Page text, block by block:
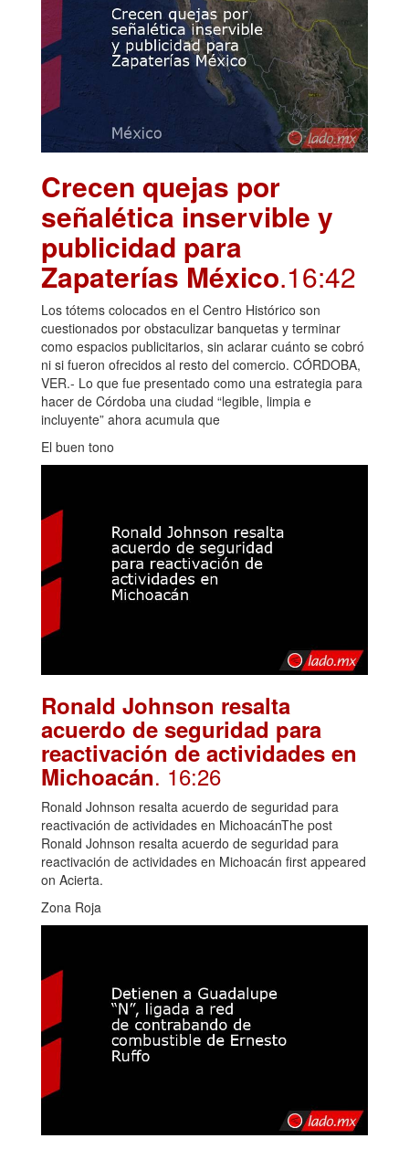
Crecen quejas por
señalética inservible y
publicidad para
Zapaterías México.16:42
Los tótems colocados en el Centro Histórico son
cuestionados por obstaculizar banquetas y terminar
como espacios publicitarios, sin aclarar cuánto se cobró
ni si fueron ofrecidos al resto del comercio. CÓRDOBA,
VER.- Lo que fue presentado como una estrategia para
hacer de Córdoba una ciudad “legible, limpia e
incluyente” ahora acumula que
El buen tono
Ronald Johnson resalta
acuerdo de seguridad para
reactivación de actividades en
Michoacán. 16:26
Ronald Johnson resalta acuerdo de seguridad para
reactivación de actividades en MichoacánThe post
Ronald Johnson resalta acuerdo de seguridad para
reactivación de actividades en Michoacán first appeared
on Acierta.
Zona Roja